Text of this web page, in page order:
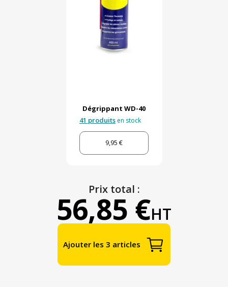
Dégrippant WD-40
41 produits en stock
9,95 €
Prix total :
56,85 €HT
Ajouter les 3 articles